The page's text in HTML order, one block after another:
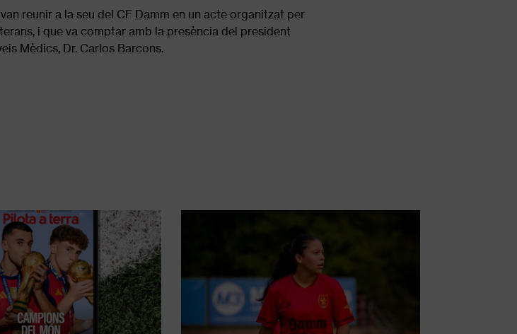
reunir a la seu del CF Damm en un acte organitzat per
i que va comptar amb la presència del president
Mèdics, Dr. Carlos Barcons.